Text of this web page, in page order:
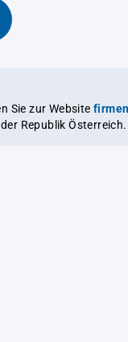
Sie zur Website
Republik Österreich.